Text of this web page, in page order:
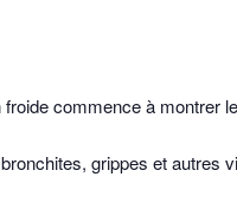
froide commence à montrer
grippes et autres